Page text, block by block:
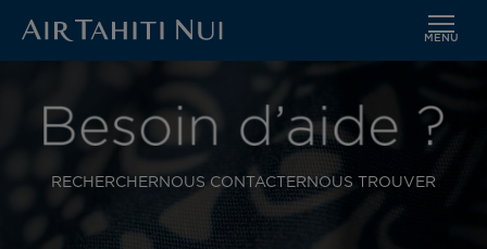
principal
MENU
RECHERCHER NOUS CONTACTERNOUS TROUVER